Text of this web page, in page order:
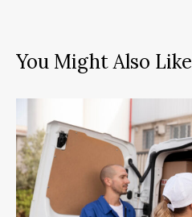
You Might Also Like